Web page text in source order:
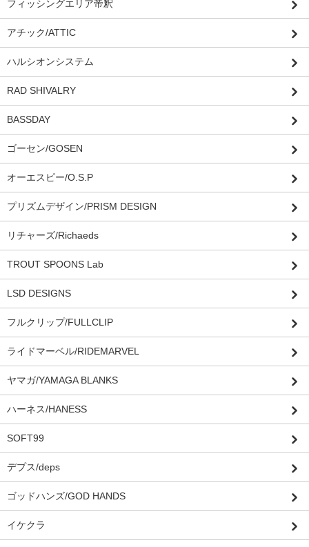
フィッシングエリア帝釈
アチック/ATTIC
ハルシオンシステム
RAD SHIVALRY
BASSDAY
ゴーセン/GOSEN
オーエスピー/O.S.P
プリズムデザイン/PRISM DESIGN
リチャーズ/Richaeds
TROUT SPOONS Lab
LSD DESIGNS
フルクリップ/FULLCLIP
ライドマーベル/RIDEMARVEL
ヤマガ/YAMAGA BLANKS
ハーネス/HANESS
SOFT99
デプス/deps
ゴッドハンズ/GOD HANDS
イケクラ